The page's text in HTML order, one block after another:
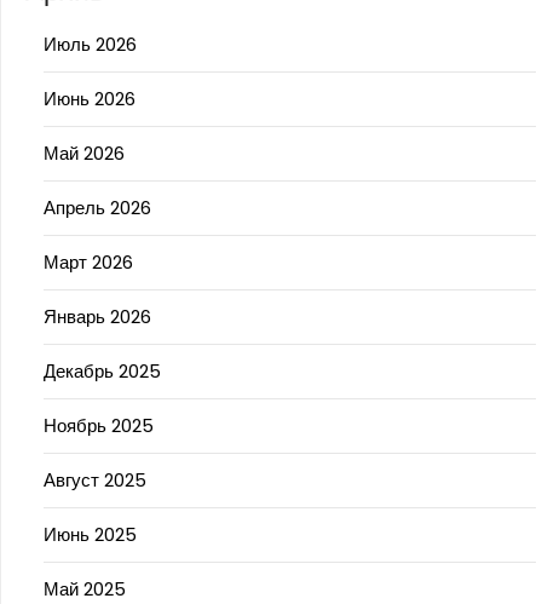
Июль 2026
Июнь 2026
Май 2026
Апрель 2026
Март 2026
Январь 2026
Декабрь 2025
Ноябрь 2025
Август 2025
Июнь 2025
Май 2025